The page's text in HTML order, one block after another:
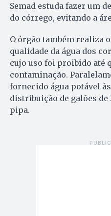
Semad estuda fazer um
do córrego, evitando a
O órgão também realiza
qualidade da água dos
cujo uso foi proibido até
contaminação.
fornecido água potável
distribuição de galões
pipa.